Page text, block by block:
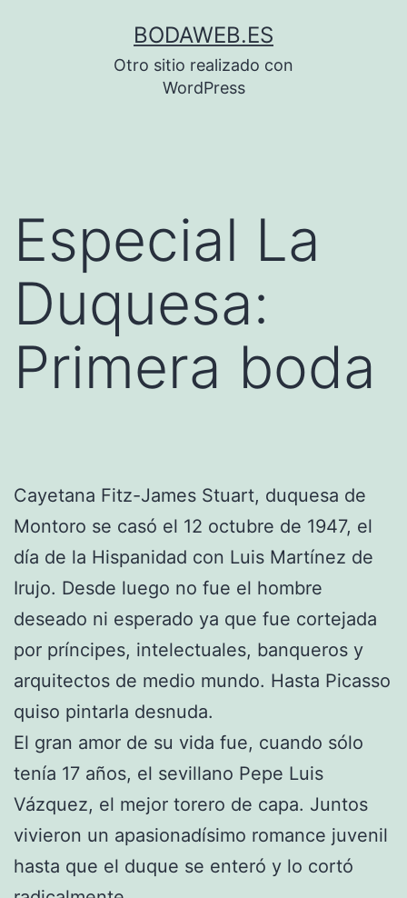
BODAWEB.ES
Otro sitio realizado con
WordPress
Especial La
Duquesa:
Primera boda
Cayetana Fitz-James Stuart, duquesa de
Montoro se casó el 12 octubre de 1947, el
día de la Hispanidad con Luis Martínez de
Irujo. Desde luego no fue el hombre
deseado ni esperado ya que fue cortejada
por príncipes, intelectuales, banqueros y
arquitectos de medio mundo. Hasta Picasso
quiso pintarla desnuda.
El gran amor de su vida fue, cuando sólo
tenía 17 años, el sevillano Pepe Luis
Vázquez, el mejor torero de capa. Juntos
vivieron un apasionadísimo romance juvenil
hasta que el duque se enteró y lo cortó